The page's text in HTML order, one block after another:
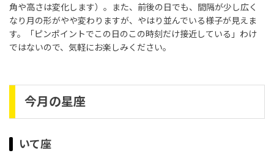
角や高さは変化します）。また、前後の日でも、間隔が少し広く
なり月の形がやや変わりますが、やはり並んでいる様子が見えま
す。「ピンポイントでこの日のこの時刻だけ接近している」わけ
ではないので、気軽にお楽しみください。
今月の星座
いて座